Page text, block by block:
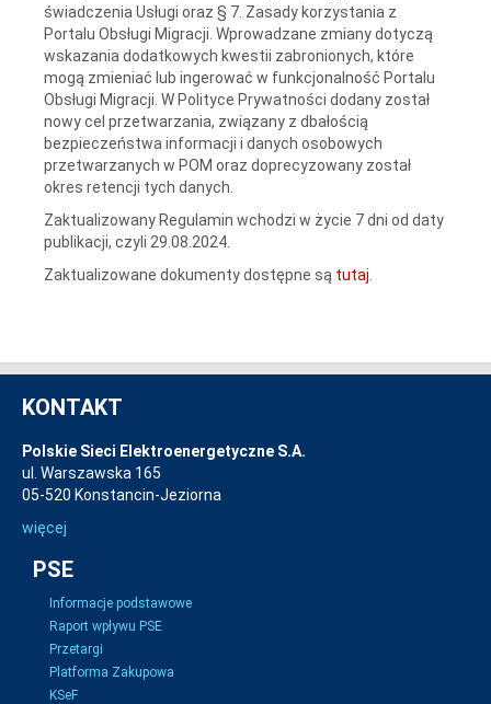
świadczenia Usługi oraz § 7. Zasady korzystania z
Portalu Obsługi Migracji. Wprowadzane zmiany dotyczą
wskazania dodatkowych kwestii zabronionych, które
mogą zmieniać lub ingerować w funkcjonalność Portalu
Obsługi Migracji. W Polityce Prywatności dodany został
nowy cel przetwarzania, związany z dbałością
bezpieczeństwa informacji i danych osobowych
przetwarzanych w POM oraz doprecyzowany został
okres retencji tych danych.
Zaktualizowany Regulamin wchodzi w życie 7 dni od daty
publikacji, czyli 29.08.2024.
Zaktualizowane dokumenty dostępne są tutaj
KONTAKT
Polskie Sieci Elektroenergetyczne S.A.
ul. Warszawska 165
05-520 Konstancin-Jeziorna
więcej
PSE
Informacje podstawowe
Raport wpływu PSE
Przetargi
Platforma Zakupowa
KSeF